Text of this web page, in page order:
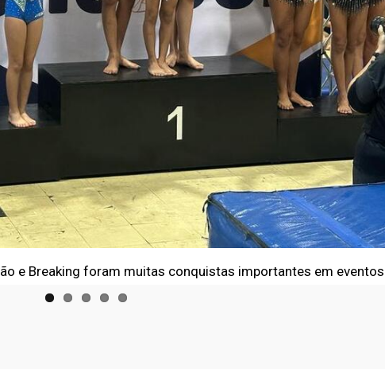
e Breaking foram muitas conquistas importantes em